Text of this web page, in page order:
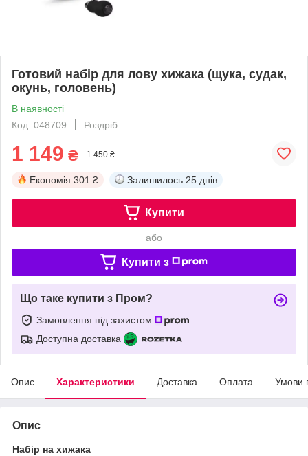
Готовий набір для лову хижака (щука, судак,
окунь, головень)
В наявності
Код: 048709
Роздріб
1 149 ₴ 1 450 ₴
Економія 301 ₴ Залишилось 25 днів
Купити
або
Купити з
Що таке купити з Пром?
Замовлення під захистом
Доступна доставка
Опис Характеристики Доставка Оплата Умови
Опис
Набір на хижака